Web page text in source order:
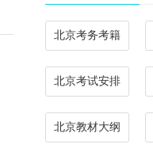
北京考务考籍
北京考试安排
北京教材大纲